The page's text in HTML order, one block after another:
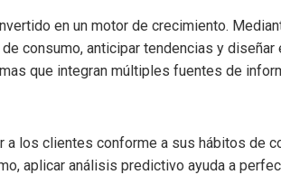
en un motor de crecimiento.
consumo, anticipar tendencias y
que integran múltiples fuentes de
a los clientes conforme a sus hábitos de
aplicar análisis predictivo ayuda a